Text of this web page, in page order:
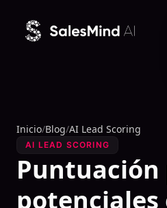
Inicio/Blog/AI Lead Scoring
AI LEAD SCORING
potenciales